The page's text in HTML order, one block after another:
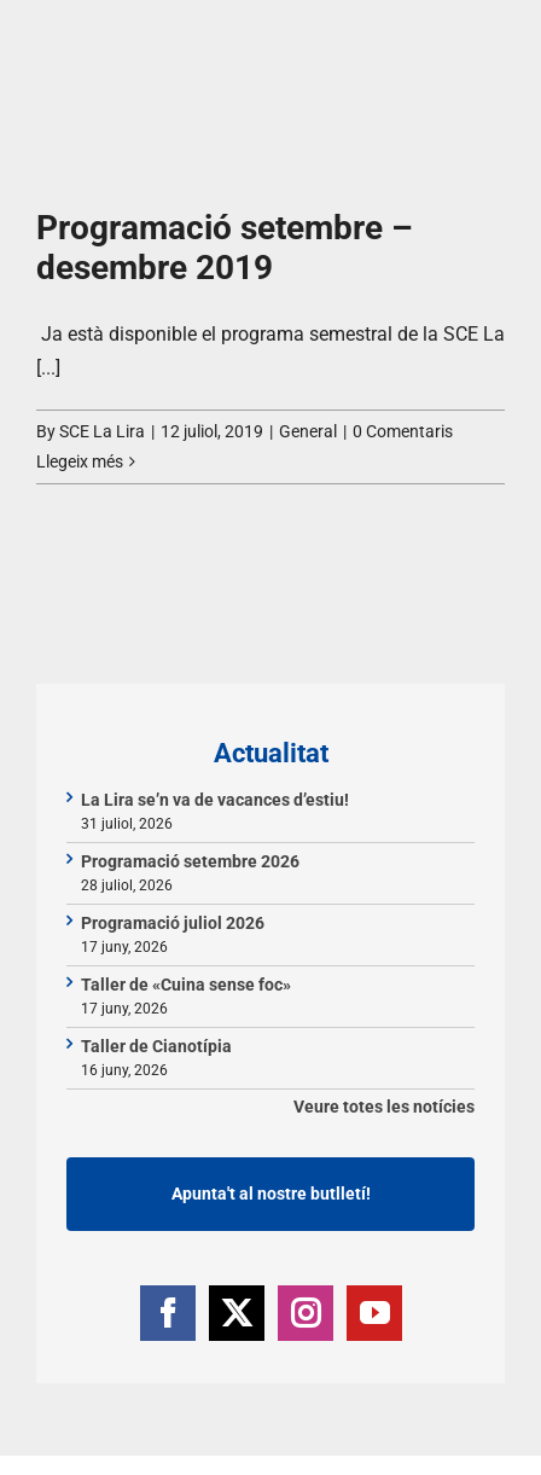
Programació setembre –
desembre 2019
Ja està disponible el programa semestral de la SCE La
[...]
BySCE La Lira | 12 juliol, 2019 | General | 0 Comentaris
Llegeix més
Actualitat
La Lira se’n va de vacances d’estiu!
31 juliol, 2026
Programació setembre 2026
28 juliol, 2026
Programació juliol 2026
17 juny, 2026
Taller de «Cuina sense foc»
17 juny, 2026
Taller de Cianotípia
16 juny, 2026
Veure totes les notícies
Apunta't al nostre butlletí!